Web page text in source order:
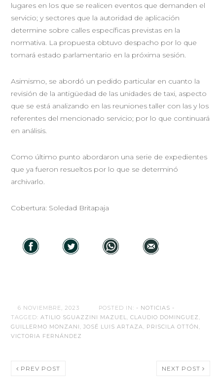
lugares en los que se realicen eventos que demanden el
servicio; y sectores que la autoridad de aplicación
determine sobre calles específicas previstas en la
normativa. La propuesta obtuvo despacho por lo que
tomará estado parlamentario en la próxima sesión.
Asimismo, se abordó un pedido particular en cuanto la
revisión de la antigüedad de las unidades de taxi, aspecto
que se está analizando en las reuniones taller con las y los
referentes del mencionado servicio; por lo que continuará
en análisis.
Como último punto abordaron una serie de expedientes
que ya fueron resueltos por lo que se determinó
archivarlo.
Cobertura: Soledad Britapaja
6 NOVIEMBRE, 2023 POSTED IN: - NOTICIAS -
TAGGED:ATILIO SGUAZZINI MAZUEL,CLAUDIO DOMINGUEZ ,
GUILLERMO MONZANI ,JOSÉ LUIS ARTAZA, PRISCILA OTTÓN ,
VICTORIA FERNÁNDEZ
PREV POST NEXT POST